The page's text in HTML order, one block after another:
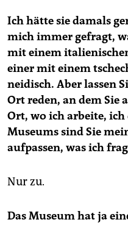
Ich hätte sie damals
mich immer gefragt,
mit einem
einer mit einem
neidisch. Aber lassen
Ort reden, an dem Sie
Ort, wo ich arbeite, ich
Museums sind Sie
aufpassen, was ich
Nur zu.
Das Museum hat ja